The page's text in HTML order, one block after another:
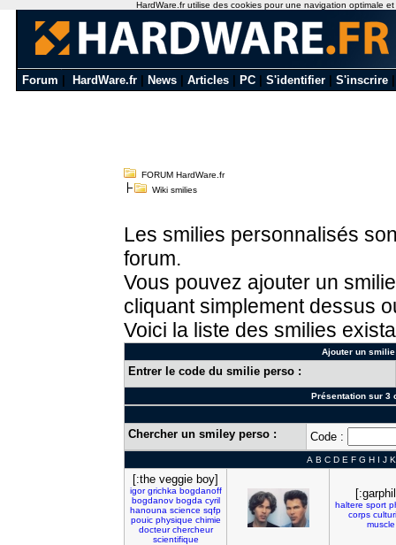
Forum HardWare.fr News Articles PC S'identifier S'inscrire
FORUM HardWare.fr
Wiki smilies
Les smilies personnalisés
forum.
Vous pouvez ajouter un
cliquant simplement dessus
Voici la liste des smilies
Ajouter un
Entrer le code du smilie perso :
Présentation sur 3
Chercher un smiley perso : Code :
A B C D E F G H I J K
[:the veggie boy]
igor grichka bogdanoff
bogdanov bogda cyril
hanouna science sqfp
pouic physique chimie
docteur chercheur
scientifique
haltere sport
corps
muscle
HardWare.fr utilise des cookies pour une navigation optimale